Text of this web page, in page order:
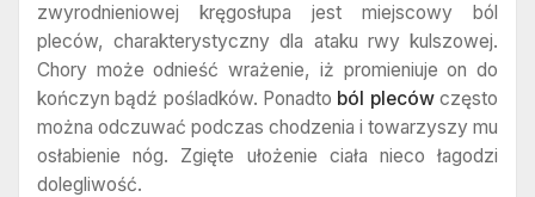
zwyrodnieniowej kręgosłupa jest miejscowy ból
pleców, charakterystyczny dla ataku rwy kulszowej.
Chory może odnieść wrażenie, iż promieniuje on do
kończyn bądź pośladków. Ponadto ból plecówczęsto
można odczuwać podczas chodzenia i towarzyszy mu
osłabienie nóg. Zgięte ułożenie ciała nieco łagodzi
dolegliwość.